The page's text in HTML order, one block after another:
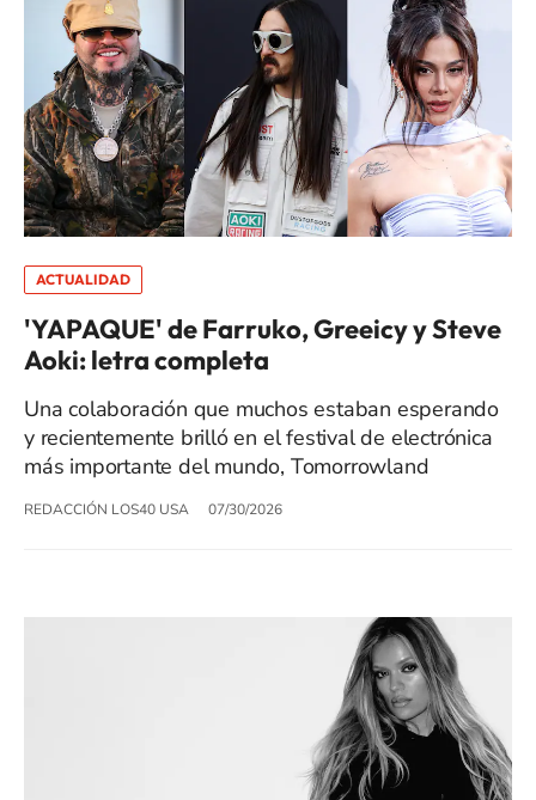
ACTUALIDAD
'YAPAQUE' de Farruko, Greeicy y Steve
Aoki: letra completa
Una colaboración que muchos estaban esperando
y recientemente brilló en el festival de electrónica
más importante del mundo, Tomorrowland
REDACCIÓN LOS40 USA 07/30/2026